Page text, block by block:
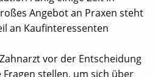
Angebot an Praxen steht
an Kaufinteressenten
vor der Entscheidung
stellen, um sich über